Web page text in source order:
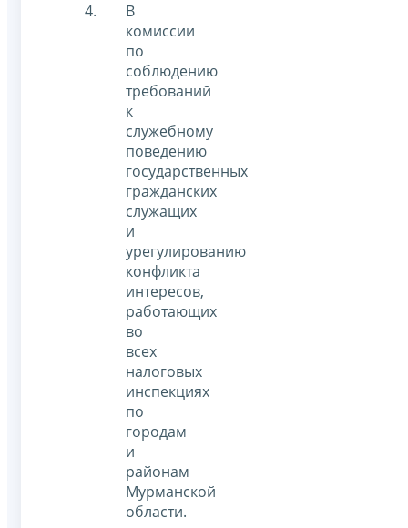
В
комиссии
по
соблюдению
требований
к
служебному
поведению
государственных
гражданских
служащих
и
урегулированию
конфликта
интересов,
работающих
во
всех
налоговых
инспекциях
по
городам
и
районам
Мурманской
области.